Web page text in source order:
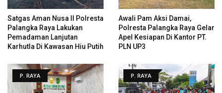
Satgas Aman Nusa II Polresta
Palangka Raya Lakukan
Pemadaman Lanjutan
Karhutla Di Kawasan Hiu Putih
Awali Pam Aksi Damai,
Polresta Palangka Raya Gelar
Apel Kesiapan Di Kantor PT.
PLN UP3
P. RAYA P. RAYA